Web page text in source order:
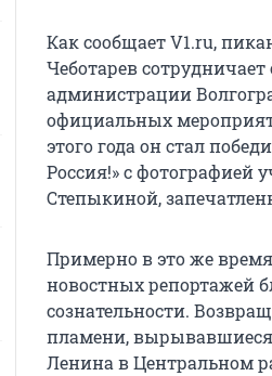
Как сообщает V1.ru,
Чеботарев
администрации
официальных
этого года он стал
Россия!» с
Степыкиной,
Примерно в это же
новостных репортажей
сознательности.
пламени, вырывавшиеся
Ленина в Центральном